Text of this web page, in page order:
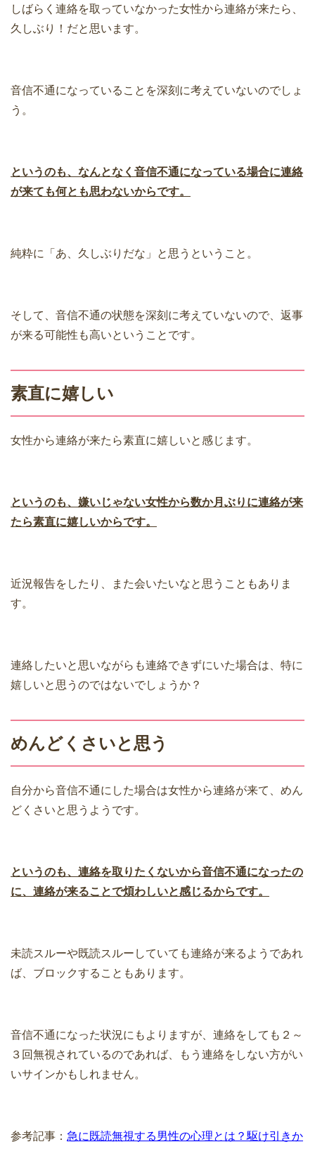
しばらく連絡を取っていなかった女性から連絡が来たら、
久しぶり！だと思います。
音信不通になっていることを深刻に考えていないのでしょ
う。
というのも、なんとなく音信不通になっている場合に連絡
が来ても何とも思わないからです。
純粋に「あ、久しぶりだな」と思うということ。
そして、音信不通の状態を深刻に考えていないので、返事
が来る可能性も高いということです。
素直に嬉しい
女性から連絡が来たら素直に嬉しいと感じます。
というのも、嫌いじゃない女性から数か月ぶりに連絡が来
たら素直に嬉しいからです。
近況報告をしたり、また会いたいなと思うこともありま
す。
連絡したいと思いながらも連絡できずにいた場合は、特に
嬉しいと思うのではないでしょうか？
めんどくさいと思う
自分から音信不通にした場合は女性から連絡が来て、めん
どくさいと思うようです。
というのも、連絡を取りたくないから音信不通になったの
に、連絡が来ることで煩わしいと感じるからです。
未読スルーや既読スルーしていても連絡が来るようであれ
ば、ブロックすることもあります。
音信不通になった状況にもよりますが、連絡をしても２～
３回無視されているのであれば、もう連絡をしない方がい
いサインかもしれません。
参考記事： 急に既読無視する男性の心理とは？駆け引きか